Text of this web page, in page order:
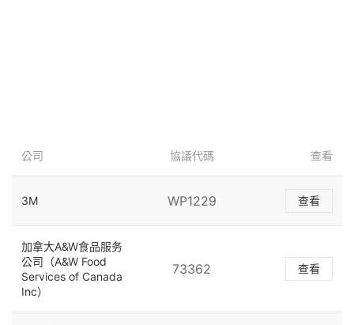
公司 協議代碼 查看
3M WP1229 查看
加拿大A&W食品服务
公司（A&W Food
Services of Canada
Inc）
73362 查看